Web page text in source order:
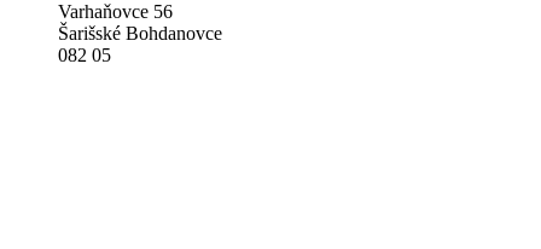
Varhaňovce 56
Šarišské Bohdanovce
082 05